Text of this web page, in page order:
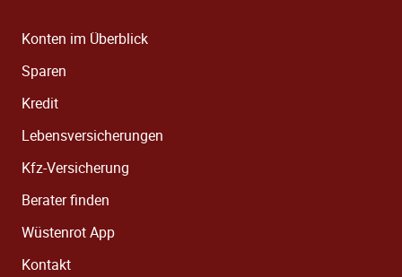
Konten im Überblick
Sparen
Kredit
Lebensversicherungen
Kfz-Versicherung
Berater finden
Wüstenrot App
Kontakt